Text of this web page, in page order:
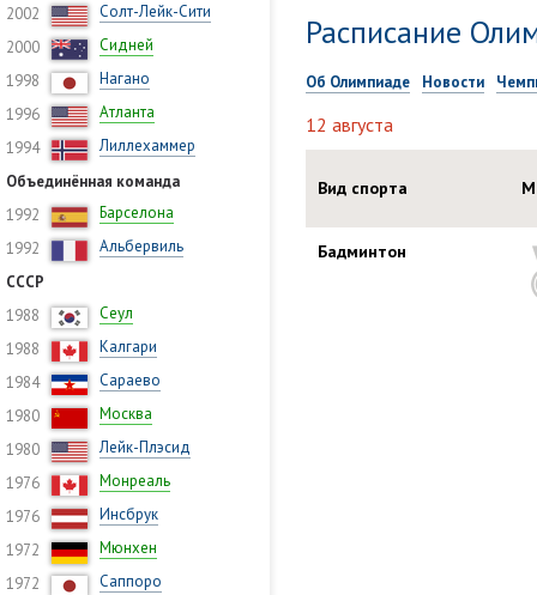
2002
Солт-Лейк-Сити
2000
Сидней
1998
Нагано
1996
Атланта
1994
Лиллехаммер
Объединённая команда
1992
Барселона
1992
Альбервиль
СССР
1988
Сеул
1988
Калгари
1984
Сараево
1980
Москва
1980
Лейк-Плэсид
1976
Монреаль
1976
Инсбрук
1972
Мюнхен
1972
Саппоро
Расписание
Об Олимпиаде Новости
12 августа
Вид спорта
Бадминтон